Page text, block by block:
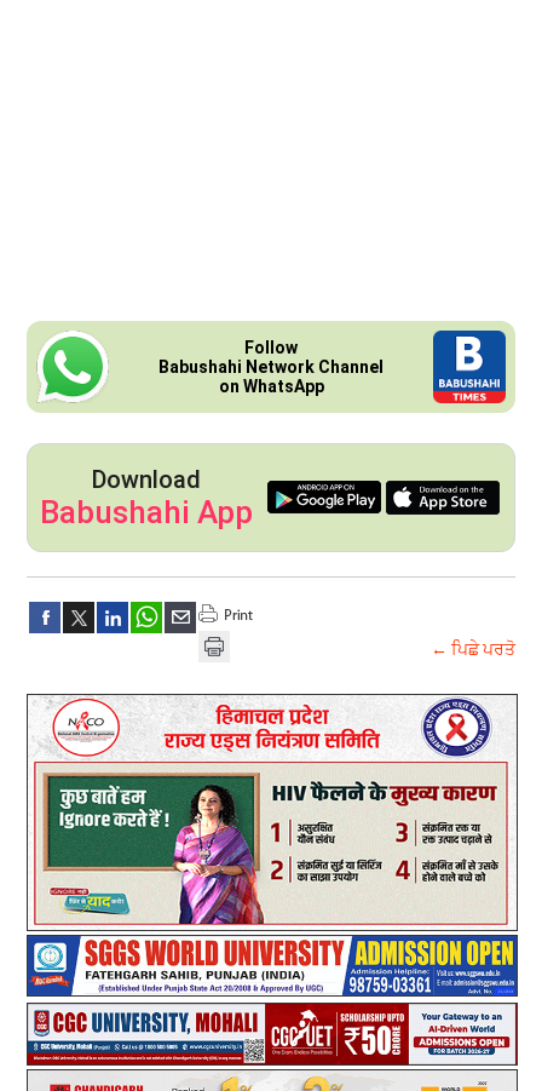
Follow
Babushahi Network Channel
on WhatsApp
Download
Babushahi App
← ਪਿਛੇ ਪਰਤੋ